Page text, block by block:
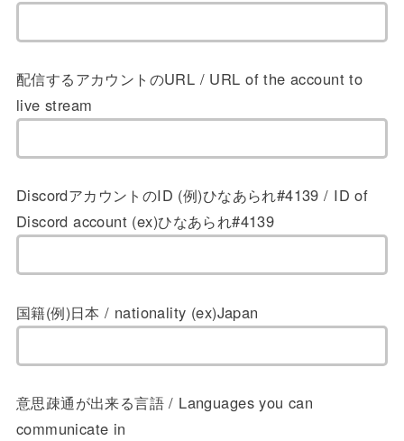
配信するアカウントのURL / URL of the account to
live stream
DiscordアカウントのID (例)ひなあられ#4139 / ID of
Discord account (ex)ひなあられ#4139
国籍(例)日本 / nationality (ex)Japan
意思疎通が出来る言語 / Languages you can
communicate in